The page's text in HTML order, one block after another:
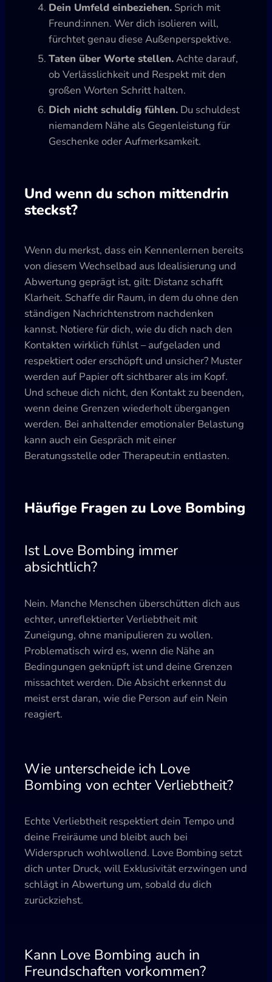
Dein Umfeld einbeziehen. Sprich mit
Freund:innen. Wer dich isolieren will,
fürchtet genau diese Außenperspektive.
Taten über Worte stellen.Achte darauf,
ob Verlässlichkeit und Respekt mit den
großen Worten Schritt halten.
Dich nicht schuldig fühlen. Du schuldest
niemandem Nähe als Gegenleistung für
Geschenke oder Aufmerksamkeit.
Und wenn du schon mittendrin
steckst?
Wenn du merkst, dass ein Kennenlernen bereits
von diesem Wechselbad aus Idealisierung und
Abwertung geprägt ist, gilt: Distanz schafft
Klarheit. Schaffe dir Raum, in dem du ohne den
ständigen Nachrichtenstrom nachdenken
kannst. Notiere für dich, wie du dich nach den
Kontakten wirklich fühlst – aufgeladen und
respektiert oder erschöpft und unsicher? Muster
werden auf Papier oft sichtbarer als im Kopf.
Und scheue dich nicht, den Kontakt zu beenden,
wenn deine Grenzen wiederholt übergangen
werden. Bei anhaltender emotionaler Belastung
kann auch ein Gespräch mit einer
Beratungsstelle oder Therapeut:in entlasten.
Häufige Fragen zu Love Bombing
Ist Love Bombing immer
absichtlich?
Nein. Manche Menschen überschütten dich aus
echter, unreflektierter Verliebtheit mit
Zuneigung, ohne manipulieren zu wollen.
Problematisch wird es, wenn die Nähe an
Bedingungen geknüpft ist und deine Grenzen
missachtet werden. Die Absicht erkennst du
meist erst daran, wie die Person auf ein Nein
reagiert.
Wie unterscheide ich Love
Bombing von echter Verliebtheit?
Echte Verliebtheit respektiert dein Tempo und
deine Freiräume und bleibt auch bei
Widerspruch wohlwollend. Love Bombing setzt
dich unter Druck, will Exklusivität erzwingen und
schlägt in Abwertung um, sobald du dich
zurückziehst.
Kann Love Bombing auch in
Freundschaften vorkommen?